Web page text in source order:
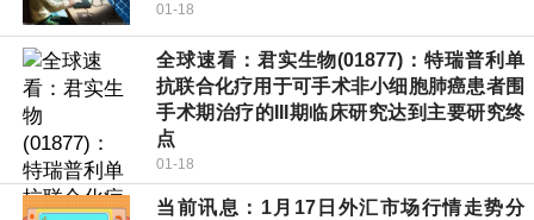
01-18
全球速看：君实生物(01877)：特瑞普利单
抗联合化疗用于可手术非小细胞肺癌患者围
手术期治疗的III期临床研究达到主要研究终
点
01-18
当前讯息：1月17日外汇市场行情走势分